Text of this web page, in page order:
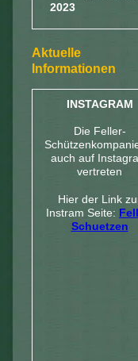
2023
Aktuelle
Informationen
INSTAGRAM
Die Feller-
auch auf
vertreten
Hier der Link
Instram Seite:
Schuetzen